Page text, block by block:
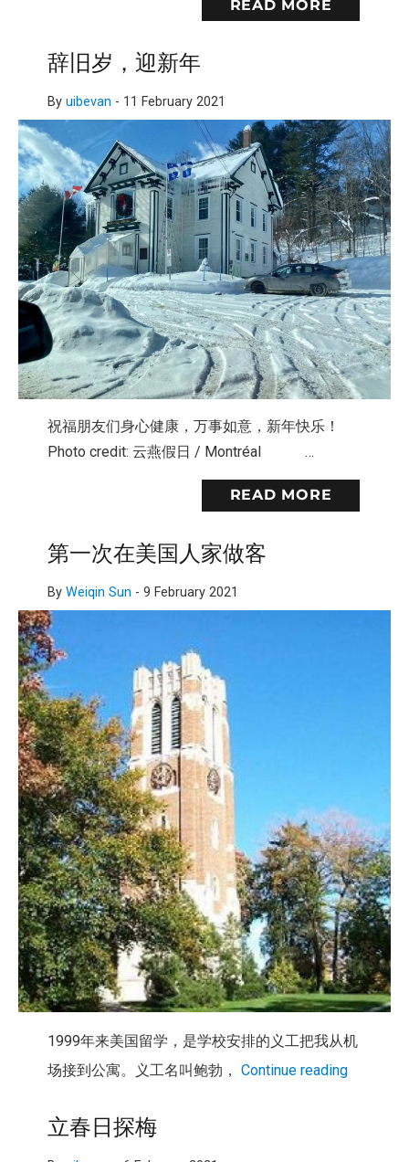
READ MORE
辞旧岁，迎新年
By uibevan - 11 February 2021
祝福朋友们身心健康，万事如意，新年快乐！
Photo credit: 云燕假日 / Montréal …
READ MORE
第一次在美国人家做客
By Weiqin Sun - 9 February 2021
1999年来美国留学，是学校安排的义工把我从机
场接到公寓。义工名叫鲍勃， Continue reading
立春日探梅